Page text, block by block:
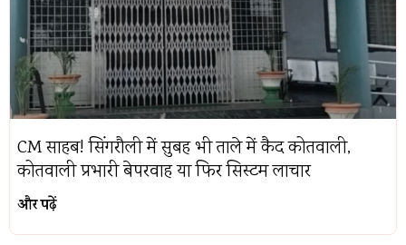
CM साहब! सिंगरौली में सुबह भी ताले में कैद कोतवाली,
कोतवाली प्रभारी बेपरवाह या फिर सिस्टम लाचार
और पढ़ें